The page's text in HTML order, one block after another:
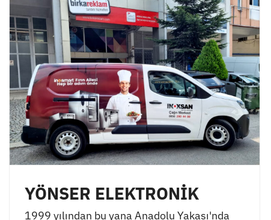
YÖNSER ELEKTRONİK
1999 yılından bu yana Anadolu Yakası'nda